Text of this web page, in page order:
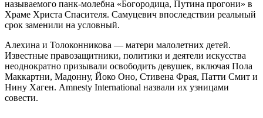
называемого панк-молебна «Богородица, Путина прогони» в
Храме Христа Спасителя. Самуцевич впоследствии реальный
срок заменили на условный.
Алехина и Толоконникова — матери малолетних детей.
Известные правозащитники, политики и деятели искусства
неоднократно призывали освободить девушек, включая Пола
Маккартни, Мадонну, Йоко Оно, Стивена Фрая, Патти Смит и
Нину Хаген. Amnesty International назвали их узницами
совести.